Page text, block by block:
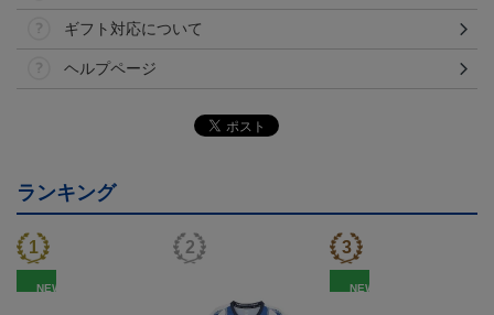
ギフト対応について
ヘルプページ
ランキング
NEW NEW